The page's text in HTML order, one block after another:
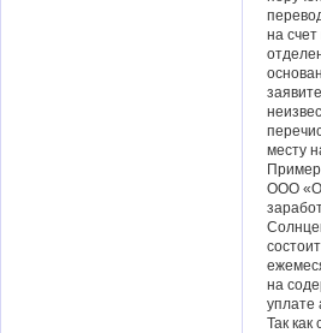
на
месту
ООО
на
уплате
Так